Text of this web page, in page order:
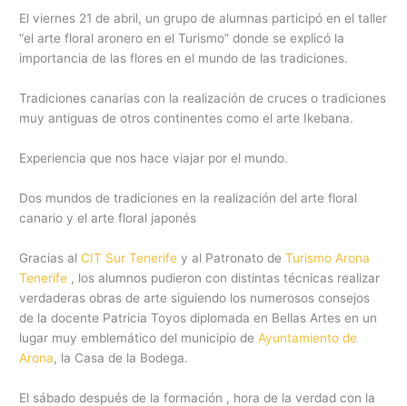
El viernes 21 de abril, un grupo de alumnas participó en el taller
“el arte floral aronero en el Turismo” donde se explicó la
importancia de las flores en el mundo de las tradiciones.
Tradiciones canarias con la realización de cruces o tradiciones
muy antiguas de otros continentes como el arte Ikebana.
Experiencia que nos hace viajar por el mundo.
Dos mundos de tradiciones en la realización del arte floral
canario y el arte floral japonés
Gracias alCIT Sur Tenerife y al Patronato deTurismo Arona
Tenerife , los alumnos pudieron con distintas técnicas realizar
verdaderas obras de arte siguiendo los numerosos consejos
de la docente Patricia Toyos diplomada en Bellas Artes en un
lugar muy emblemático del municipio de Ayuntamiento de
Arona, la Casa de la Bodega.
El sábado después de la formación , hora de la verdad con la